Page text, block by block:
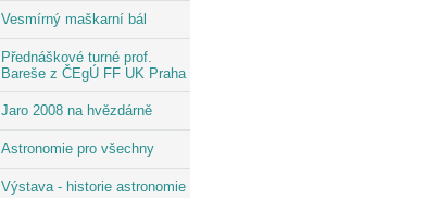
Vesmírný maškarní bál
Přednáškové turné prof.
Bareše z ČEgÚ FF UK Praha
Jaro 2008 na hvězdárně
Astronomie pro všechny
Výstava - historie astronomie